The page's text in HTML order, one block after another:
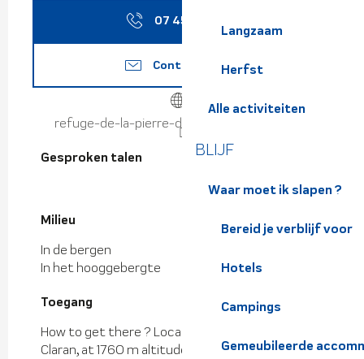
Langzaam
Herfst
Alle activiteiten
BLIJF
Waar moet ik slapen ?
Bereid je verblijf voor
Hotels
Campings
Gemeubileerde
07 45 26 19
Contacteer ons
refuge-de-la-pierre-du-carre.jimdosite.com
Gesproken talen
Gesproken talen
Milieu
Milieu
In de bergen
In het hooggebergte
Toegang
Toegang
How to get there ? Located below the Col du
Claran, at 1760 m altitude, the trail begins at the